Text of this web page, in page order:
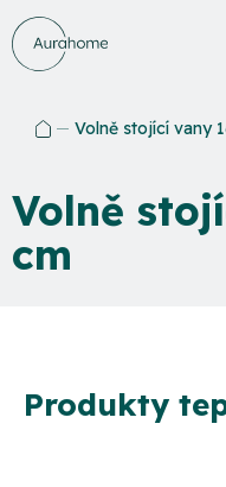
Přejít
na
obsah
Volně stojící vany
Volně
cm
Produkty